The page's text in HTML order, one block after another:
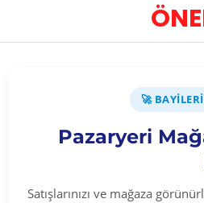
🚀
Pazaryeri
Satışlarınızı ve mağaza
Üyelere Özel Fiyat
Üye Olunuz